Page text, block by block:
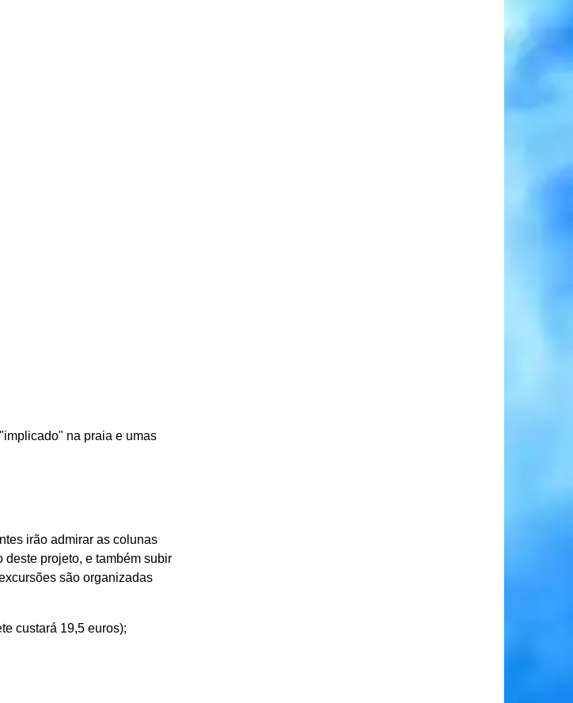
na praia e umas
irão admirar as colunas
deste projeto, e também subir
são organizadas
custará 19,5 euros);